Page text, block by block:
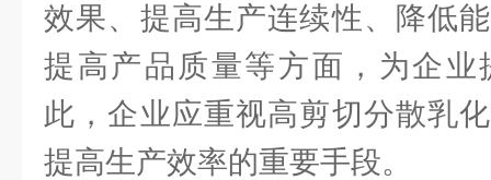
效果、提高生产连续性、降低
提高产品质量等方面，为企业
此，企业应重视高剪切分散乳
提高生产效率的重要手段。